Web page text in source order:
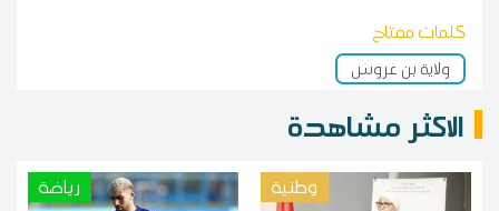
كلمات مفتاح
ولاية بن عروس
الاكثر مشاهدة
وطنية رياضة